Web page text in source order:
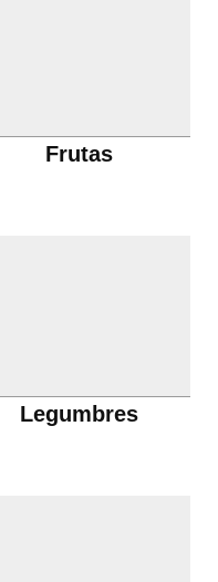
Frutas
Legumbres